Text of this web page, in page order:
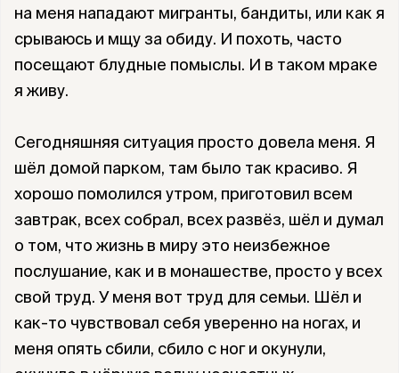
на меня нападают мигранты, бандиты, или как я
срываюсь и мщу за обиду. И похоть, часто
посещают блудные помыслы. И в таком мраке
я живу.
Сегодняшняя ситуация просто довела меня. Я
шёл домой парком, там было так красиво. Я
хорошо помолился утром, приготовил всем
завтрак, всех собрал, всех развёз, шёл и думал
о том, что жизнь в миру это неизбежное
послушание, как и в монашестве, просто у всех
свой труд. У меня вот труд для семьи. Шёл и
как-то чувствовал себя уверенно на ногах, и
меня опять сбили, сбило с ног и окунули,